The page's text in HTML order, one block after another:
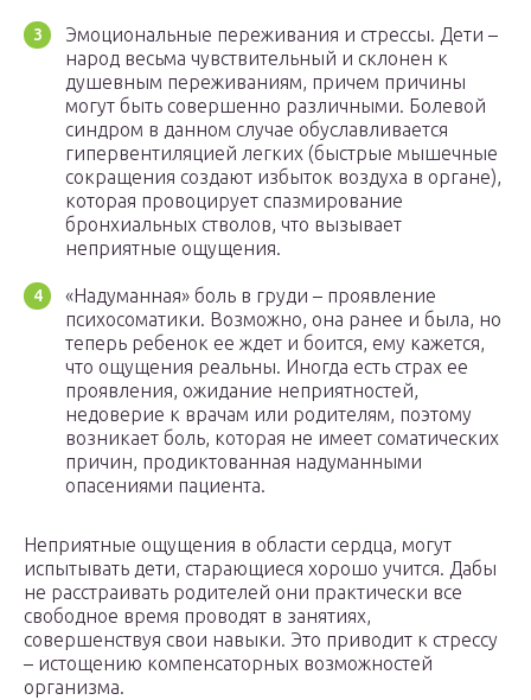
Эмоциональные переживания и стрессы. Дети –
народ весьма чувствительный и склонен к
душевным переживаниям, причем причины
могут быть совершенно различными. Болевой
синдром в данном случае обуславливается
гипервентиляцией легких (быстрые мышечные
сокращения создают избыток воздуха в органе),
которая провоцирует спазмирование
бронхиальных стволов, что вызывает
неприятные ощущения.
«Надуманная» боль в груди – проявление
психосоматики. Возможно, она ранее и была, но
теперь ребенок ее ждет и боится, ему кажется,
что ощущения реальны. Иногда есть страх ее
проявления, ожидание неприятностей,
недоверие к врачам или родителям, поэтому
возникает боль, которая не имеет соматических
причин, продиктованная надуманными
опасениями пациента.
Неприятные ощущения в области сердца, могут
испытывать дети, старающиеся хорошо учится. Дабы
не расстраивать родителей они практически все
свободное время проводят в занятиях,
совершенствуя свои навыки. Это приводит к стрессу
– истощению компенсаторных возможностей
организма.